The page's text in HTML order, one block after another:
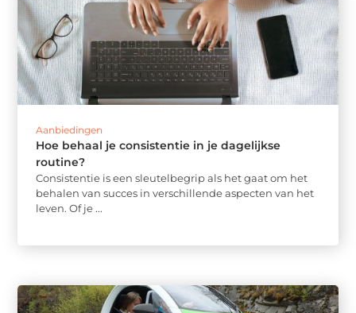
Aanbiedingen
Hoe behaal je consistentie in je dagelijkse
routine?
Consistentie is een sleutelbegrip als het gaat om het
behalen van succes in verschillende aspecten van het
leven. Of je ...